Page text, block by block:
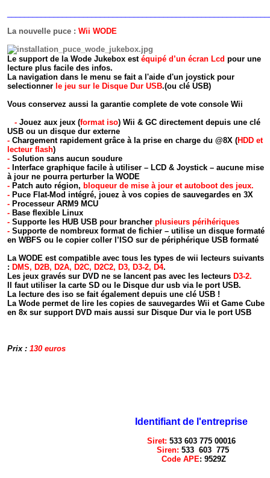
La nouvelle puce : Wii WODE
Le support de la Wode Jukebox est équipé d’un écran Lcd pour une
lecture plus facile des infos.
La navigation dans le menu se fait a l'aide d'un joystick pour
selectionner le jeu sur le Disque Dur USB.(ou clé USB)
Vous conservez aussi la garantie complete de vote console Wii
- Jouez aux jeux (format iso) Wii & GC directement depuis une clé
USB ou un disque dur externe
- Chargement rapidement grâce à la prise en charge du @8X (HDD et
lecteur flash)
- Solution sans aucun soudure
- Interface graphique facile à utiliser – LCD & Joystick – aucune mise
à jour ne pourra perturber la WODE
- Patch auto région, bloqueur de mise à jour et autoboot des jeux.
- Puce Flat-Mod intégré, jouez à vos copies de sauvegardes en 3X
- Processeur ARM9 MCU
- Base flexible Linux
- Supporte les HUB USB pour brancher plusieurs périhériques
- Supporte de nombreux format de fichier – utilise un disque formaté
en WBFS ou le copier coller l’ISO sur de périphérique USB formaté
La WODE est compatible avec tous les types de wii lecteurs suivants
: DMS, D2B, D2A, D2C, D2C2, D3, D3-2, D4.
Les jeux gravés sur DVD ne se lancent pas avec les lecteurs D3-2.
Il faut utiliser la carte SD ou le Disque dur usb via le port USB.
La lecture des iso se fait également depuis une clé USB !
La Wode permet de lire les copies de sauvegardes Wii et Game Cube
en 8x sur support DVD mais aussi sur Disque Dur via le port USB
Prix : 130 euros
Identifiant de l'entreprise
Siret: 533 603 775 00016
Siren: 533 603 775
Code APE: 9529Z